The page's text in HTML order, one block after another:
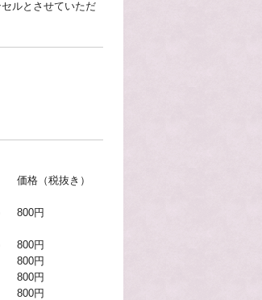
ルとさせていただ
）
800円
円
円
800円
円